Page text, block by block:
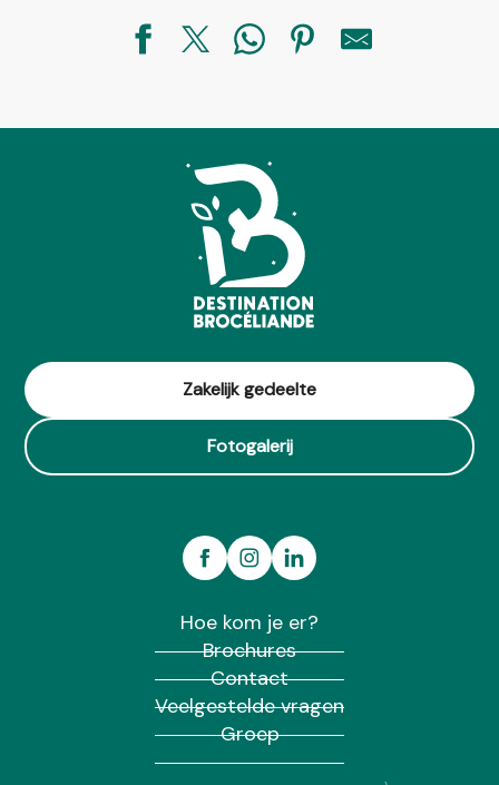
Maison d'hôtes Adèle Toffoli
Camping de Brocéliande
Camping Merlin l'Enchanteur
Cabanes de Pionniers du Camping d'Aleth
Gîte du Grand Orme
Le Village des Korrigans - Cabanes bois et toile
Zakelijk gedeelte
Fotogalerij
Hoe kom je er?
Brochures
Contact
Veelgestelde vragen
Groep